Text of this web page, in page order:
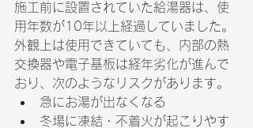
施工前に設置されていた給湯器は、使
用年数が10年以上経過していました。
外観上は使用できていても、内部の熱
交換器や電子基板は経年劣化が進んで
おり、次のようなリスクがあります。
急にお湯が出なくなる
冬場に凍結・不着火が起こりやす